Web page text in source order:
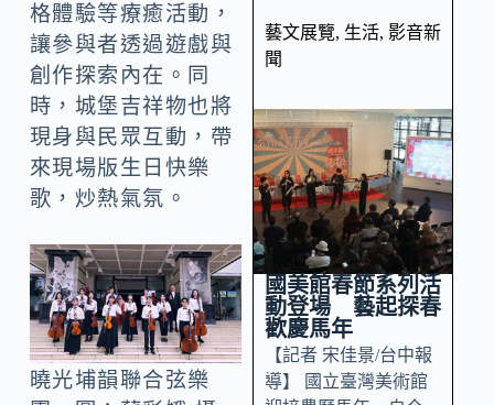
格體驗等療癒活動，
讓參與者透過遊戲與
創作探索內在。同
時，城堡吉祥物也將
現身與民眾互動，帶
來現場版生日快樂
歌，炒熱氣氛。
曉光埔韻聯合弦樂
藝文展覽, 生活, 影音新
聞
國美館春節系列活
動登場 藝起探春
歡慶馬年
【記者 宋佳景/台中報
導】 國立臺灣美術館